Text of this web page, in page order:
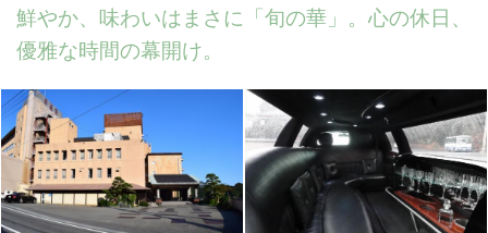
鮮やか、味わいはまさに「旬の華」。心の休日、
優雅な時間の幕開け。